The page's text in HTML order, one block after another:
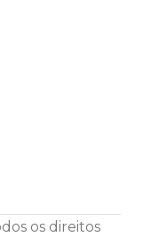
os direitos